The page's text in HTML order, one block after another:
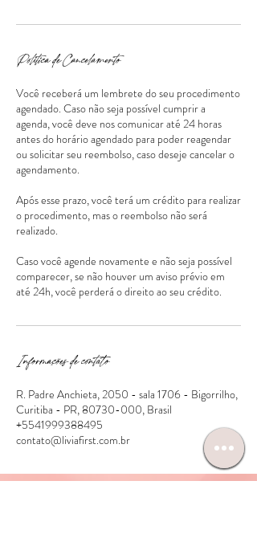
Política de Cancelamento
Você receberá um lembrete do seu procedimento
agendado. Caso não seja possível cumprir a
agenda, você deve nos comunicar até 24 horas
antes do horário agendado para poder reagendar
ou solicitar seu reembolso, caso deseje cancelar o
agendamento.
Após esse prazo, você terá um crédito para realizar
o procedimento, mas o reembolso não será
realizado.
Caso você agende novamente e não seja possível
comparecer, se não houver um aviso prévio em
Informações de contato
R. Padre Anchieta, 2050 - sala 1706 - Bigorrilho,
Curitiba - PR, 80730-000, Brasil
+5541999388495
contato@liviafirst.com.br